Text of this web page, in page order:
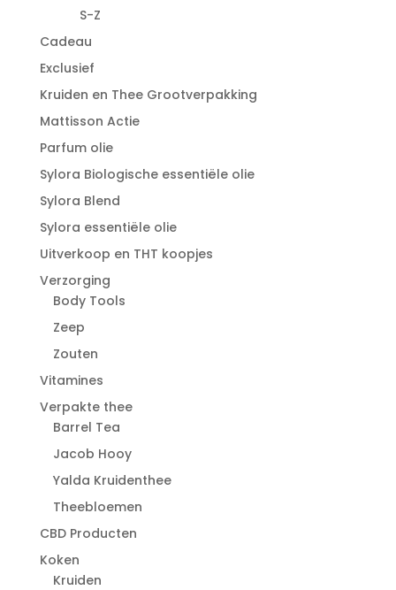
S-Z
Cadeau
Exclusief
Kruiden en Thee Grootverpakking
Mattisson Actie
Parfum olie
Sylora Biologische essentiële olie
Sylora Blend
Sylora essentiële olie
Uitverkoop en THT koopjes
Verzorging
Body Tools
Zeep
Zouten
Vitamines
Verpakte thee
Barrel Tea
Jacob Hooy
Yalda Kruidenthee
Theebloemen
CBD Producten
Koken
Kruiden